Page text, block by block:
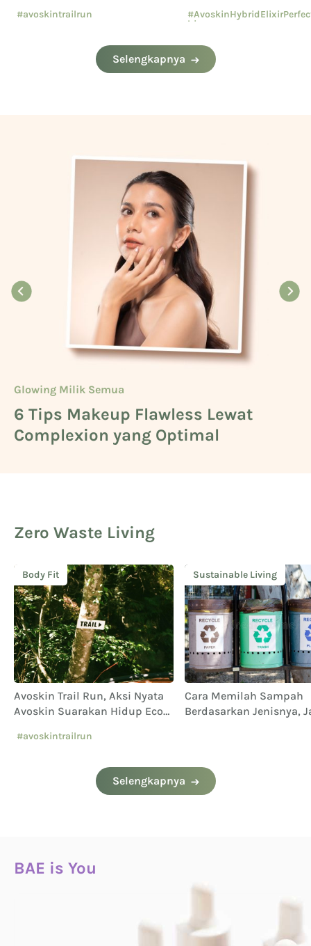
#avoskintrailrun
hion
#AvoskinYourSkinBae
#CushionAvoskin
Selengkapnya
Glowing Milik Semua
6 Tips Makeup Flawless Lewat
Complexion yang Optimal
Beauty
Cara Mengetahui Warna Kulit
Kuning Langsat
Glowing Milik Semua
5 Deretan Basic Skincare untuk
Cowok
Zero Waste Living
Body Fit
Avoskin Trail Run, Aksi Nyata
Avoskin Suarakan Hidup Eco
#avoskintrailrun
Sustainable Living
Cara Memilah Sampah
Berdasarkan Jenisnya,
Selengkapnya
BAE is You